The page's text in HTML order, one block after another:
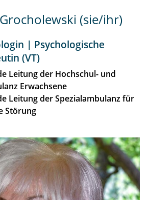
(sie/ihr)
| Psychologische
(VT)
Leitung der Hochschul- und
Erwachsene
Leitung der Spezialambulanz für
Störung